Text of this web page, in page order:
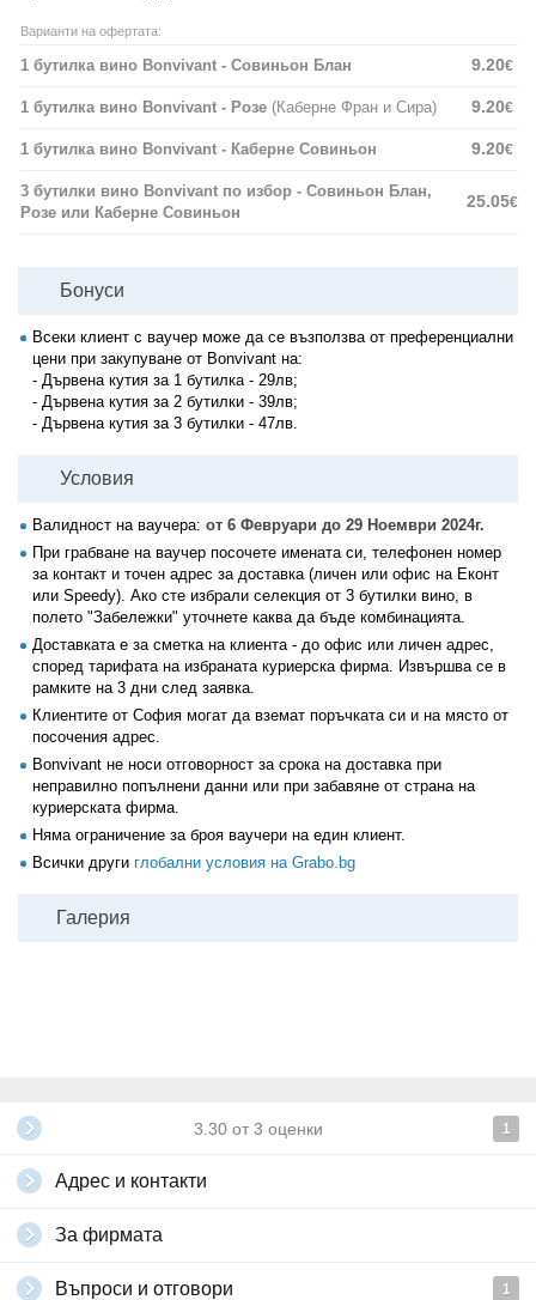
Варианти на офертата:
1 бутилка вино Bonvivant - Совиньон Блан 9.20€
1 бутилка вино Bonvivant - Розе (Каберне Фран и Сира) 9.20€
1 бутилка вино Bonvivant - Каберне Совиньон 9.20€
3 бутилки вино Bonvivant по избор - Совиньон Блан,
Розе или Каберне Совиньон
25.05€
Бонуси
Всеки клиент с ваучер може да се възползва от преференциални
цени при закупуване от Bonvivant на:
- Дървена кутия за 1 бутилка - 29лв;
- Дървена кутия за 2 бутилки - 39лв;
- Дървена кутия за 3 бутилки - 47лв.
Условия
Валидност на ваучера: от 6 Февруари до 29 Ноември 2024г.
При грабване на ваучер посочете имената си, телефонен номер
за контакт и точен адрес за доставка (личен или офис на Еконт
или Speedy). Ако сте избрали селекция от 3 бутилки вино, в
полето "Забележки" уточнете каква да бъде комбинацията.
Доставката е за сметка на клиента - до офис или личен адрес,
според тарифата на избраната куриерска фирма. Извършва се в
рамките на 3 дни след заявка.
Клиентите от София могат да вземат поръчката си и на място от
посочения адрес.
Bonvivant не носи отговорност за срока на доставка при
неправилно попълнени данни или при забавяне от страна на
куриерската фирма.
Няма ограничение за броя ваучери на един клиент.
Всички други глобални условия на Grabo.bg
Галерия
3.30 от 3 оценки 1
Адрес и контакти
За фирмата
Въпроси и отговори 1